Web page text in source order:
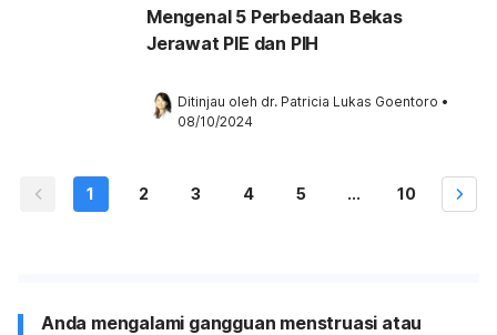
Mengenal 5 Perbedaan Bekas
Jerawat PIE dan PIH
Ditinjau oleh dr. Patricia Lukas Goentoro •
08/10/2024
1 2 3 4 5 ... 10
Anda mengalami gangguan menstruasi atau